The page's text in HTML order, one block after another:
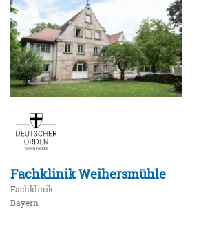
Fachklinik Weihersmühle
Fachklinik
Bayern